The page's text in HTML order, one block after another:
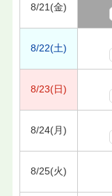
8/21(金)
8/22(土)
8/23(日)
8/24(月)
8/25(火)